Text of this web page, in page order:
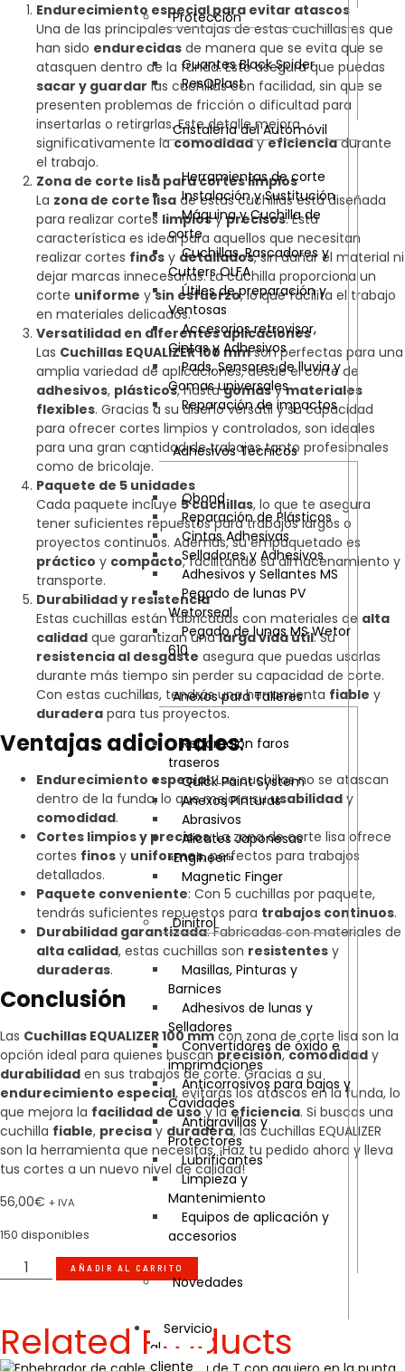
Protección
Guantes Black Spider
ResQPlast
Cristalería del Automóvil
Herramientas de corte
Instalación y Sustitución
Máquina y Cuchilla de
corte
Cuchillas, Rascadores y
Cutters OLFA
Útiles de preparación y
Ventosas
Accesorios retrovisor,
Cintas y Adhesivos
Pads, Sensores de lluvia y
Gomas universales
Reparación de impactos
Adhesivos Técnicos
Qbond
Reparación de Plásticos
Cintas Adhesivas
Selladores y Adhesivos
Adhesivos y Sellantes MS
Pegado de lunas PV
Wetorseal
Pegado de lunas MS Wetor
610
Anexos para Talleres
Reparación faros
traseros
Quick Paint System
Anexos Pinturas
Abrasivos
Alicates Japonesas
«Engineer»
Magnetic Finger
Dinitrol
Masillas, Pinturas y
Barnices
Adhesivos de lunas y
Selladores
Convertidores de óxido e
imprimaciones
Anticorrosivos para bajos y
Cavidades
Antigravillas y
Protectores
Lubrificantes
Limpieza y
Mantenimiento
Equipos de aplicación y
accesorios
Novedades
Servicio
al
cliente
Endurecimiento especial para evitar atascos
Una de las principales ventajas de estas cuchillas es que
han sido endurecidas de manera que se evita que se
atasquen dentro de la funda. Esto asegura que puedas
sacar y guardar las cuchillas con facilidad, sin que se
presenten problemas de fricción o dificultad para
insertarlas o retirarlas. Este detalle mejora
significativamente lacomodidadyeficienciadurante
el trabajo.
Zona de corte lisa para cortes limpios
La zona de corte lisa de estas cuchillas está diseñada
para realizar cortes limpiosyprecisos. Esta
característica es ideal para aquellos que necesitan
realizar cortes finos y detallados, sin dañar el material ni
dejar marcas innecesarias. La cuchilla proporciona un
corte uniforme ysin esfuerzo, lo que facilita el trabajo
en materiales delicados.
Versatilidad en diferentes aplicaciones
Las Cuchillas EQUALIZER 100 mmson perfectas para una
amplia variedad de aplicaciones, desde el corte de
adhesivos, plásticos, hastagomasymateriales
flexibles. Gracias a su diseño versátil y su capacidad
para ofrecer cortes limpios y controlados, son ideales
para una gran cantidad de trabajos tanto profesionales
como de bricolaje.
Paquete de 5 unidades
Cada paquete incluye 5 cuchillas, lo que te asegura
tener suficientes repuestos para trabajos largos o
proyectos continuos. Además, su empaquetado es
práctico y compacto, facilitando su almacenamiento y
transporte.
Durabilidad y resistencia
Estas cuchillas están fabricadas con materiales de alta
calidad que garantizan unalarga vida útil. Su
resistencia al desgaste asegura que puedas usarlas
durante más tiempo sin perder su capacidad de corte.
Con estas cuchillas, tendrás una herramienta fiable y
duradera para tus proyectos.
Ventajas adicionales:
Endurecimiento especial: Las cuchillas no se atascan
dentro de la funda, lo que mejora suusabilidad y
comodidad.
Cortes limpios y precisos: La zona de corte lisa ofrece
cortes finos y uniformes, perfectos para trabajos
detallados.
Paquete conveniente: Con 5 cuchillas por paquete,
tendrás suficientes repuestos para trabajos continuos.
Durabilidad garantizada: Fabricadas con materiales de
alta calidad, estas cuchillas son resistentes y
duraderas.
Conclusión
Las Cuchillas EQUALIZER 100 mmcon zona de corte lisa son la
opción ideal para quienes buscanprecisión,comodidad y
durabilidad en sus trabajos de corte. Gracias a su
endurecimiento especial, evitarás los atascos en la funda, lo
que mejora la facilidad de usoy laeficiencia. Si buscas una
cuchilla fiable, precisa y duradera, las cuchillas EQUALIZER
son la herramienta que necesitas. ¡Haz tu pedido ahora y lleva
tus cortes a un nuevo nivel de calidad!
56,00€ + IVA
150 disponibles
AÑADIR AL CARRITO
Related Products